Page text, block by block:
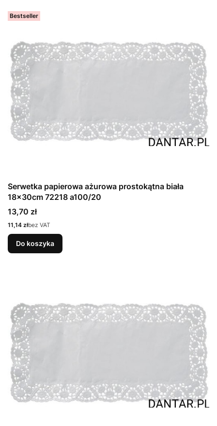
Bestseller
Serwetka papierowa ażurowa prostokątna biała
18x30cm 72218 a100/20
Cena
13,70 zł
Cena
11,14 złbez VAT
Do koszyka